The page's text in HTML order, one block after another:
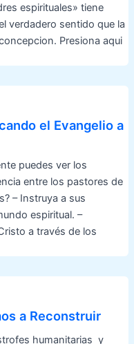
espirituales» tiene
verdadero sentido que la
Presiona aqui
el Evangelio a
puedes ver los
entre los pastores de
– Instruya a sus
espiritual. –
a través de los
a Reconstruir
humanitarias y